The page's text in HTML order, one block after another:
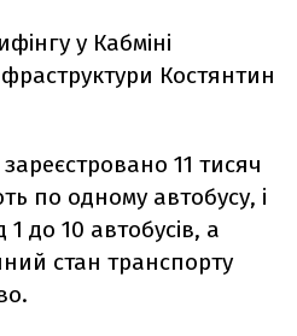
у Кабміні
Костянтин
11 тисяч
по одному автобусу, і
до 10 автобусів, а
стан транспорту